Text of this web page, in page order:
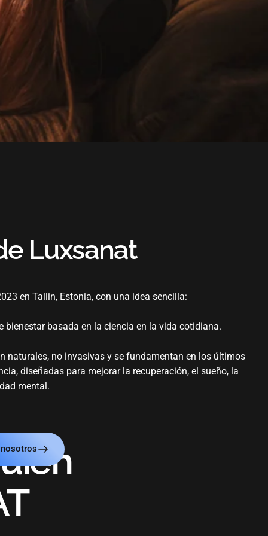
Luxsanat
en Tallin, Estonia, con una idea sencilla:
bienestar basada en la ciencia en la vida cotidiana.
naturales, no invasivas y se fundamentan en los últimos
diseñadas para mejorar la recuperación, el sueño, la
mental.